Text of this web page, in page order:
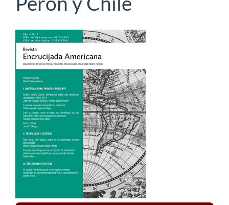
Barra
lateral
del
artículo